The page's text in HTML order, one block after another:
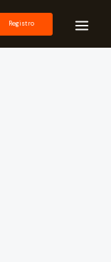
Registro